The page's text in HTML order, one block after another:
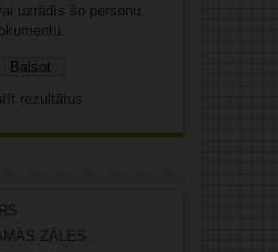
uzrādīs šo personu
rezultātus
ZĀLES